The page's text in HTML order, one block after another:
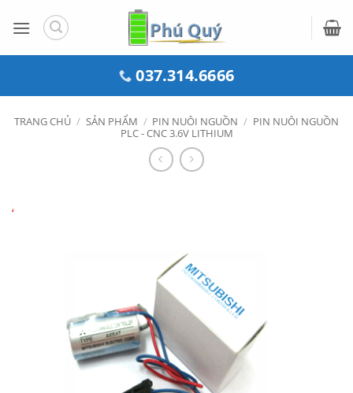
qua
037.314.6666
TRANG CHỦ / SẢN PHẨM / PIN NUÔI NGUỒN / PIN NUÔI NGUỒN
PLC - CNC 3.6V LITHIUM